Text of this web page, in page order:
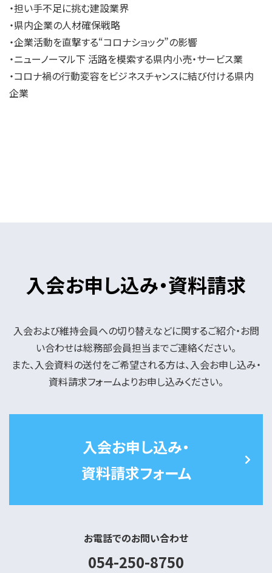
・担い手不足に挑む建設業界
・県内企業の人材確保戦略
・企業活動を直撃する“コロナショック”の影響
・ニューノーマル下 活路を模索する県内小売・サービス業
・コロナ禍の行動変容をビジネスチャンスに結び付ける県内
企業
入会お申し込み・資料請求
入会および維持会員への切り替えなどに関するご紹介・お問
い合わせは総務部会員担当までご連絡ください。
また、入会資料の送付をご希望される方は、入会お申し込み・
資料請求フォームよりお申し込みください。
入会お申し込み・
資料請求フォーム
お電話でのお問い合わせ
054-250-8750